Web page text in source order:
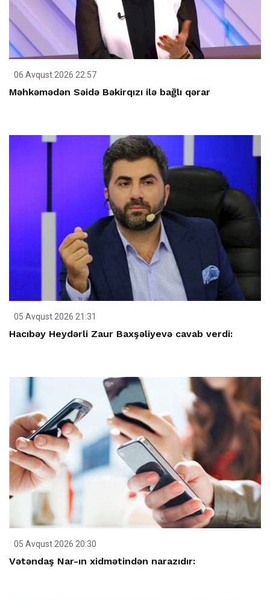
06 Avqust 2026 22:57
Məhkəmədən Səidə Bəkirqızı ilə bağlı qərar
05 Avqust 2026 21:31
Hacıbəy Heydərli Zaur Baxşəliyevə cavab verdi:
05 Avqust 2026 20:30
Vətəndaş Nar-ın xidmətindən narazıdır: